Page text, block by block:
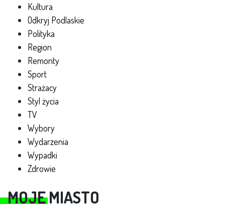
Kultura
Odkryj Podlaskie
Polityka
Region
Remonty
Sport
Strażacy
Styl życia
TV
Wybory
Wydarzenia
Wypadki
Zdrowie
MOJE MIASTO